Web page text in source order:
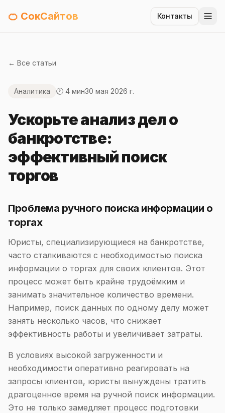
🍊 СокСайтов Контакты
← Все статьи
Аналитика 🕐 4 мин30 мая 2026 г.
Ускорьте анализ дел о
банкротстве:
эффективный поиск
торгов
Проблема ручного поиска информации о
торгах
Юристы, специализирующиеся на банкротстве,
часто сталкиваются с необходимостью поиска
информации о торгах для своих клиентов. Этот
процесс может быть крайне трудоёмким и
занимать значительное количество времени.
Например, поиск данных по одному делу может
занять несколько часов, что снижает
эффективность работы и увеличивает затраты.
В условиях высокой загруженности и
необходимости оперативно реагировать на
запросы клиентов, юристы вынуждены тратить
драгоценное время на ручной поиск информации.
Это не только замедляет процесс подготовки